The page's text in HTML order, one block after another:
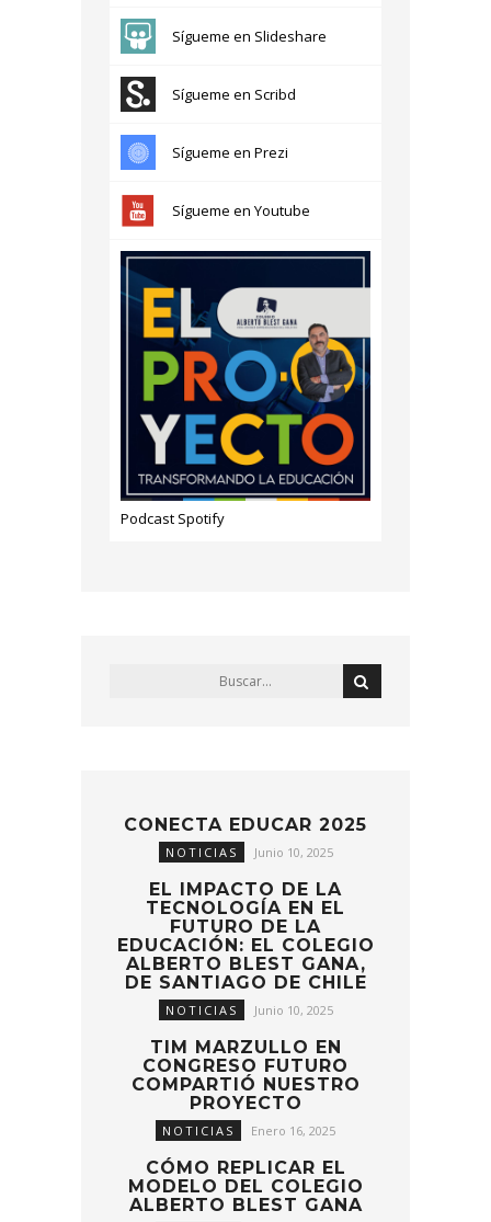
Sígueme en Slideshare
Sígueme en Scribd
Sígueme en Prezi
Sígueme en Youtube
Podcast Spotify
CONECTA EDUCAR 2025
NOTICIAS Junio 10, 2025
EL IMPACTO DE LA
TECNOLOGÍA EN EL
FUTURO DE LA
EDUCACIÓN: EL COLEGIO
ALBERTO BLEST GANA,
DE SANTIAGO DE CHILE
NOTICIAS Junio 10, 2025
TIM MARZULLO EN
CONGRESO FUTURO
COMPARTIÓ NUESTRO
PROYECTO
NOTICIAS Enero 16, 2025
CÓMO REPLICAR EL
MODELO DEL COLEGIO
ALBERTO BLEST GANA